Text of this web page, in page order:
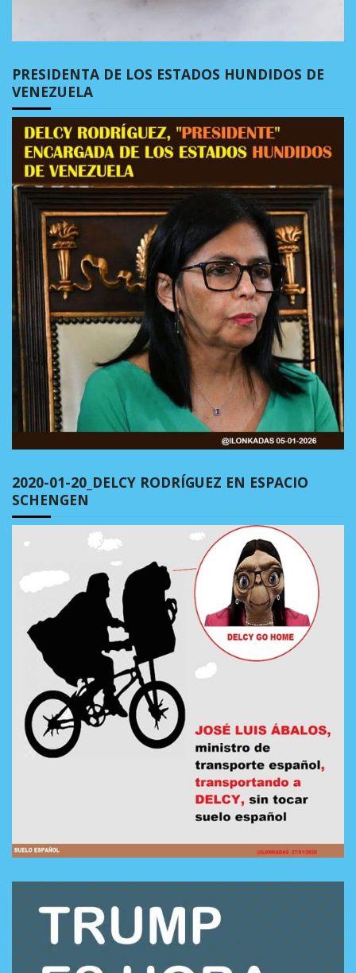
PRESIDENTA DE LOS ESTADOS HUNDIDOS DE
VENEZUELA
2020-01-20_DELCY RODRÍGUEZ EN ESPACIO
SCHENGEN